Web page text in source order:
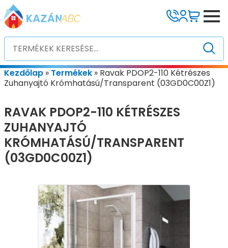
Kezdőlap » Termékek » Ravak PDOP2-110 Kétrészes
Zuhanyajtó Krómhatású/Transparent (03GD0C00Z1)
RAVAK PDOP2-110 KÉTRÉSZES
ZUHANYAJTÓ
KRÓMHATÁSÚ/TRANSPARENT
(03GD0C00Z1)